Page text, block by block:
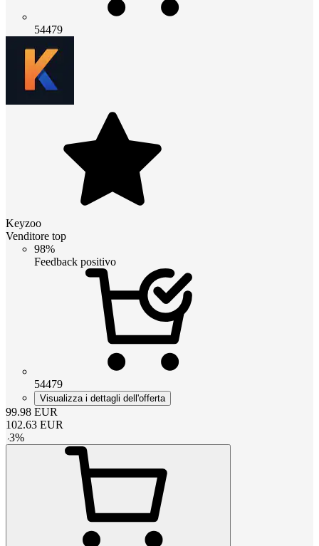
54479
Keyzoo
Venditore top
98%
Feedback positivo
54479
Visualizza i dettagli dell'offerta
99.98 EUR
102.63 EUR
-3%